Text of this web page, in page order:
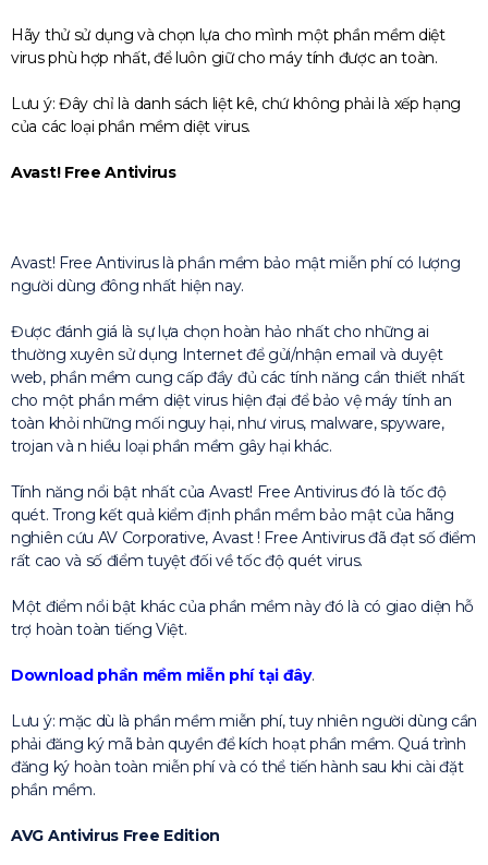
Hãy thử sử dụng và chọn lựa cho mình một phần mềm diệt
virus phù hợp nhất, để luôn giữ cho máy tính được an toàn.
Lưu ý: Đây chỉ là danh sách liệt kê, chứ không phải là xếp hạng
của các loại phần mềm diệt virus.
Avast! Free Antivirus
Avast! Free Antivirus là phần mềm bảo mật miễn phí có lượng
người dùng đông nhất hiện nay.
Được đánh giá là sự lựa chọn hoàn hảo nhất cho những ai
thường xuyên sử dụng Internet để gửi/nhận email và duyệt
web, phần mềm cung cấp đầy đủ các tính năng cần thiết nhất
cho một phần mềm diệt virus hiện đại để bảo vệ máy tính an
toàn khỏi những mối nguy hại, như virus, malware, spyware,
trojan và n hiều loại phần mềm gây hại khác.
Tính năng nổi bật nhất của Avast! Free Antivirus đó là tốc độ
quét. Trong kết quả kiểm định phần mềm bảo mật của hãng
nghiên cứu AV Corporative, Avast ! Free Antivirus đã đạt số điểm
rất cao và số điểm tuyệt đối về tốc độ quét virus.
Một điểm nổi bật khác của phần mềm này đó là có giao diện hỗ
trợ hoàn toàn tiếng Việt.
Download phần mềm miễn phí tại đây.
Lưu ý: mặc dù là phần mềm miễn phí, tuy nhiên người dùng cần
phải đăng ký mã bản quyền để kích hoạt phần mềm. Quá trình
đăng ký hoàn toàn miễn phí và có thể tiến hành sau khi cài đặt
phần mềm.
AVG Antivirus Free Edition